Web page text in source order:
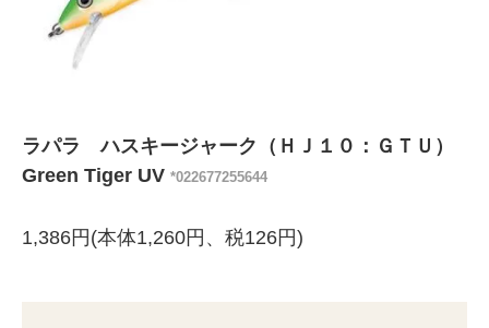
ラパラ ハスキージャーク（ＨＪ１０：ＧＴＵ）
Green Tiger UV *022677255644
1,386円(本体1,260円、税126円)